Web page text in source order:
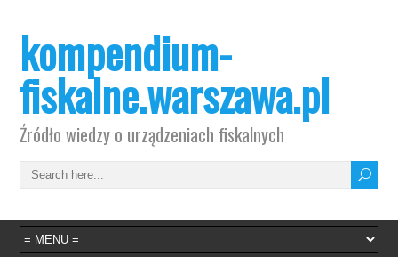
kompendium-
fiskalne.warszawa.pl
Źródło wiedzy o urządzeniach fiskalnych